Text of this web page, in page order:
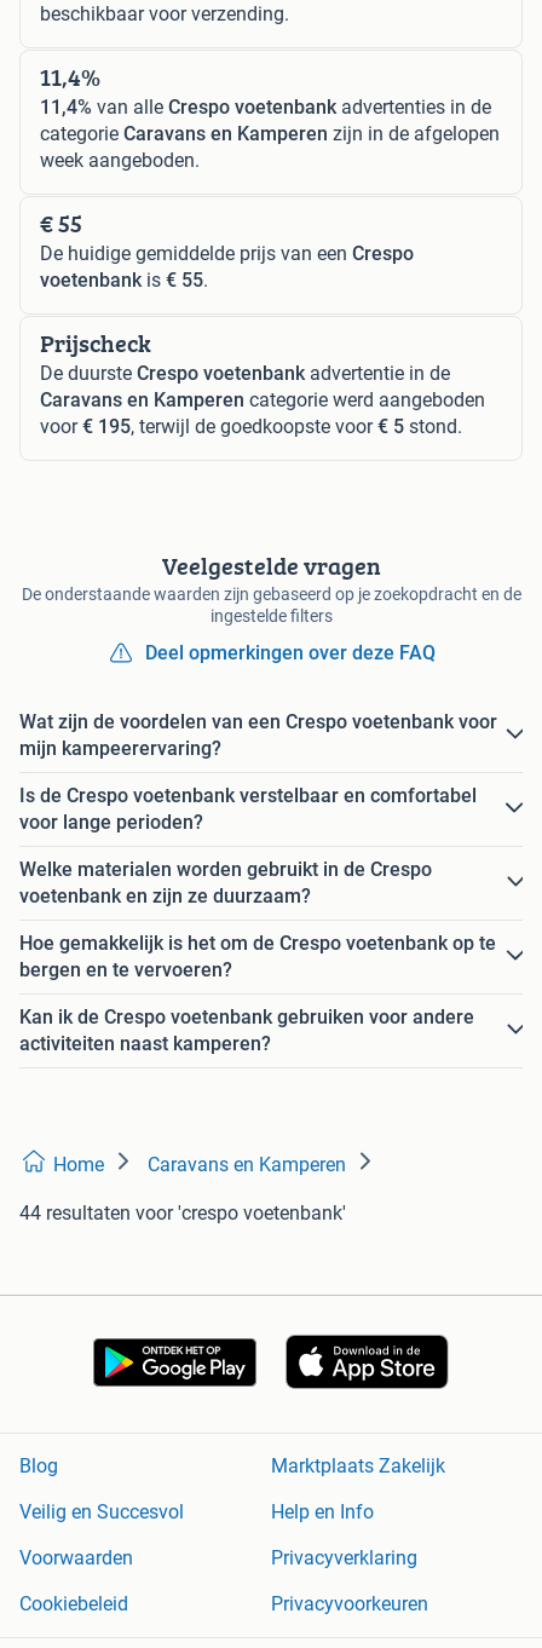
beschikbaar voor verzending.
11,4%
11,4% van alle Crespo voetenbank advertenties in de
categorie Caravans en Kamperen zijn in de afgelopen
week aangeboden.
€ 55
De huidige gemiddelde prijs van een Crespo
voetenbank is € 55.
Prijscheck
De duurste Crespo voetenbank advertentie in de
Caravans en Kamperen categorie werd aangeboden
voor€ 195, terwijl de goedkoopste voor€ 5 stond.
Veelgestelde vragen
De onderstaande waarden zijn gebaseerd op je zoekopdracht en de
ingestelde filters
Deel opmerkingen over deze FAQ
Wat zijn de voordelen van een Crespo voetenbank voor
mijn kampeerervaring?
Is de Crespo voetenbank verstelbaar en comfortabel
voor lange perioden?
Welke materialen worden gebruikt in de Crespo
voetenbank en zijn ze duurzaam?
Hoe gemakkelijk is het om de Crespo voetenbank op te
bergen en te vervoeren?
Kan ik de Crespo voetenbank gebruiken voor andere
activiteiten naast kamperen?
Home Caravans en Kamperen
44 resultaten voor 'crespo voetenbank'
Blog
Marktplaats Zakelijk
Veilig en Succesvol
Help en Info
Voorwaarden
Privacyverklaring
Cookiebeleid
Privacyvoorkeuren